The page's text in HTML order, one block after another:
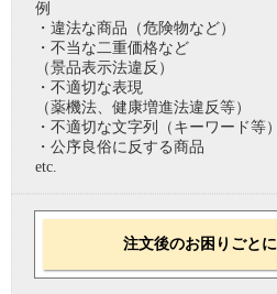
例
・違法な商品（危険物など）
・不当な二重価格など
（景品表示法違反）
・不適切な表現
（薬機法、健康増進法違反等）
・不適切な文字列（キーワード等）
・公序良俗に反する商品
etc.
注文後のお困りごと